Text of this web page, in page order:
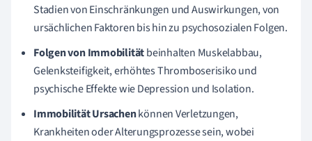
Stadien von Einschränkungen und Auswirkungen, von
ursächlichen Faktoren bis hin zu psychosozialen Folgen.
Folgen von Immobilitätbeinhalten Muskelabbau,
Gelenksteifigkeit, erhöhtes Thromboserisiko und
psychische Effekte wie Depression und Isolation.
Immobilität Ursachenkönnen Verletzungen,
Krankheiten oder Alterungsprozesse sein, wobei